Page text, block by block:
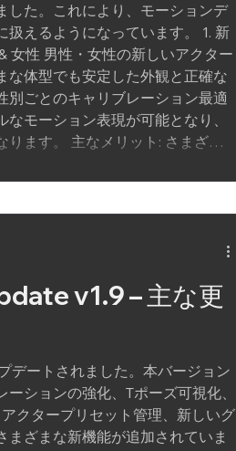
した。これにより、モーションデ
えるようになっています。 1. 新
女性 男性・女性の新しいアクター
な体型でも安定した外観と正確な
別ごとのキャリブレーション最適
モーション表現が可能となり、
ります。 主なメリット: さまざま
ザー間でもモーションの一貫性を
v1.9 – 主な更
ションの強化、Tポーズ可視化、
クタープリセット管理、新しいグ
ざまな新機能が追加されていま